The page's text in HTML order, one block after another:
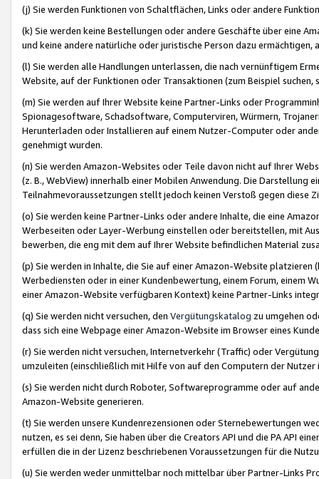
(j) Sie werden Funktionen von Schaltflächen, Links oder andere
(k) Sie werden keine Bestellungen oder andere Geschäfte über eine
und keine andere natürliche oder juristische Person dazu
(l) Sie werden alle Handlungen unterlassen, die nach vernünftigem
Website, auf der Funktionen oder Transaktionen (zum Beispiel
(m) Sie werden auf Ihrer Website keine Partner-Links oder
Spionagesoftware, Schadsoftware, Computerviren, Würmern,
Herunterladen oder Installieren auf einem Nutzer-Computer oder
genehmigt wurden.
(n) Sie werden Amazon-Websites oder Teile davon nicht auf Ihrer
(z. B., WebView) innerhalb einer Mobilen Anwendung. Die Darstellung
Teilnahmevoraussetzungen stellt jedoch keinen Verstoß gegen diese
(o) Sie werden keine Partner-Links oder andere Inhalte, die eine
Werbeseiten oder Layer-Werbung einstellen oder bereitstellen, mit
bewerben, die eng mit dem auf Ihrer Website befindlichen Material
(p) Sie werden in Inhalte, die Sie auf einer Amazon-Website
Werbediensten oder in einer Kundenbewertung, einem Forum, einem
einer Amazon-Website verfügbaren Kontext) keine Partner-Links
(q) Sie werden nicht versuchen, den Vergütungskatalog zu umgehen
dass sich eine Webpage einer Amazon-Website im Browser eines
(r) Sie werden nicht versuchen, Internetverkehr (Traffic) oder
umzuleiten (einschließlich mit Hilfe von auf den Computern der
(s) Sie werden nicht durch Roboter, Softwareprogramme oder auf
Amazon-Website generieren.
(t) Sie werden unsere Kundenrezensionen oder Sternebewertungen
nutzen, es sei denn, Sie haben über die Creators API und die PA API
erfüllen die in der Lizenz beschriebenen Voraussetzungen für die
(u) Sie werden weder unmittelbar noch mittelbar über Partner-Links